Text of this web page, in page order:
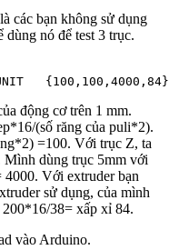
các bạn không sử dụng
dùng nó để test 3 trục.
động cơ trên 1 mm.
(số răng của puli*2).
=100. Với trục Z, ta
Mình dùng trục 5mm với
4000. Với extruder bạn
sử dụng, của mình
200*16/38= xấp xỉ 84.
vào Arduino.